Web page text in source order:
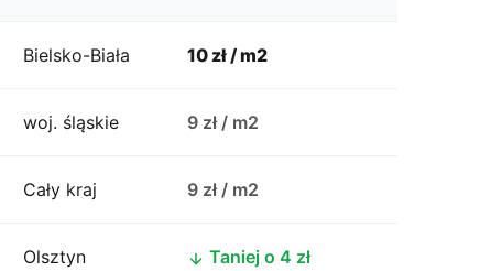
Bielsko-Biała 10 zł / m2
woj. śląskie 9 zł / m2
Cały kraj 9 zł / m2
Olsztyn Taniej o 4 zł